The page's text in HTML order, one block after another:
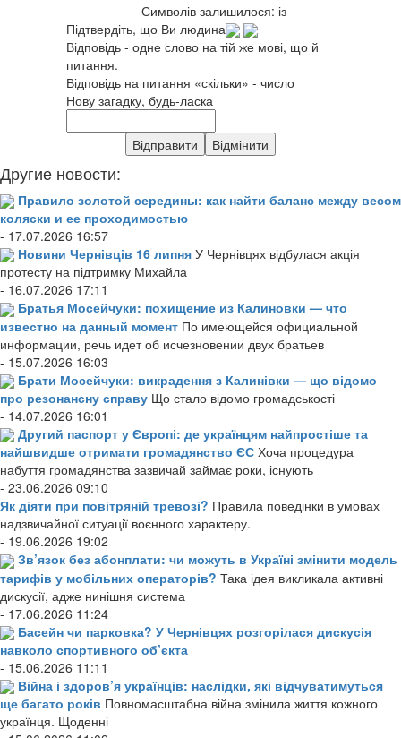
Символів залишилося: із
Підтвердіть, що Ви людина
Відповідь - одне слово на тій же мові, що й
питання.
Відповідь на питання «скільки» - число
Нову загадку, будь-ласка
Другие новости:
Правило золотой середины: как найти баланс между весом
коляски и ее проходимостью
- 17.07.2026 16:57
Новини Чернівців 16 липня У Чернівцях відбулася акція
протесту на підтримку Михайла
- 16.07.2026 17:11
Братья Мосейчуки: похищение из Калиновки — что
известно на данный момент По имеющейся официальной
информации, речь идет об исчезновении двух братьев
- 15.07.2026 16:03
Брати Мосейчуки: викрадення з Калинівки — що відомо
про резонансну справу Що стало відомо громадськості
- 14.07.2026 16:01
Другий паспорт у Європі: де українцям найпростіше та
найшвидше отримати громадянство ЄС Хоча процедура
набуття громадянства зазвичай займає роки, існують
- 23.06.2026 09:10
Як діяти при повітряній тревозі? Правила поведінки в умовах
надзвичайної ситуації воєнного характеру.
- 19.06.2026 19:02
Зв’язок без абонплати: чи можуть в Україні змінити модель
тарифів у мобільних операторів? Така ідея викликала активні
дискусії, адже нинішня система
- 17.06.2026 11:24
Басейн чи парковка? У Чернівцях розгорілася дискусія
навколо спортивного об’єкта
- 15.06.2026 11:11
Війна і здоров’я українців: наслідки, які відчуватимуться
ще багато років Повномасштабна війна змінила життя кожного
українця. Щоденні